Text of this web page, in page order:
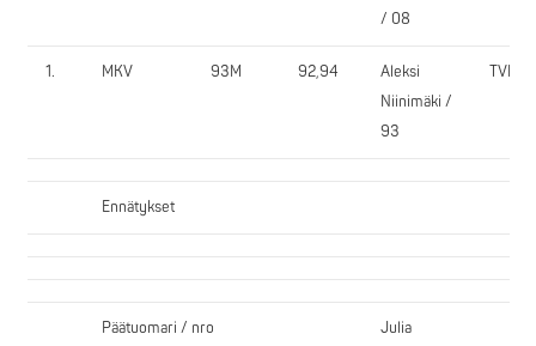
/ 08
1. MKV 93M 92,94
Aleksi
Niinimäki /
93
TVN
Ennätykset
Päätuomari / nro
Julia